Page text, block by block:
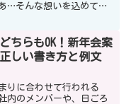
…そんな想いを込めて、
と、「どんな言葉にした
重くなりす...
ちらもOK！新年会案
しい書き方と例文
りに合わせて行われる
内のメンバーや、日ごろ